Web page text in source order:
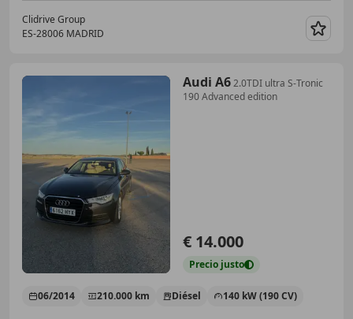
Clidrive Group
ES-28006 MADRID
Audi A62.0TDI ultra S-Tronic
190 Advanced edition
€ 14.000
Precio justo
06/2014 210.000 km Diésel 140 kW (190 CV)